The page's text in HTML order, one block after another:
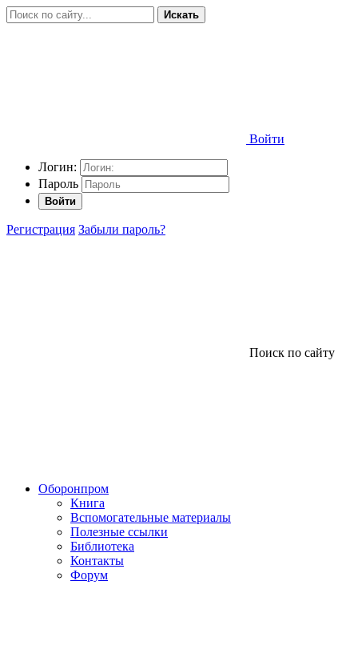
Искать
Войти
Логин:
Пароль
Войти
Регистрация Забыли пароль?
Поиск по сайту
Оборонпром
Книга
Вспомогательные материалы
Полезные ссылки
Библиотека
Контакты
Форум